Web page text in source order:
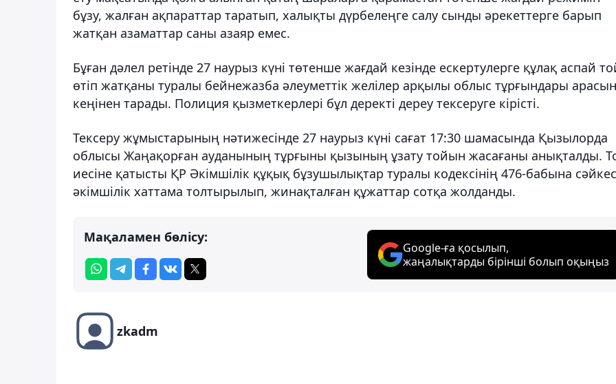
бұзу, жалған ақпараттар таратып, халықты дүрбелеңге салу сынды әрекеттерге барып
жатқан азаматтар саны азаяр емес.
Бұған дәлел ретінде 27 наурыз күні төтенше жағдай кезінде ескертулерге құлақ аспай
өтіп жатқаны туралы бейнежазба әлеуметтік желілер арқылы облыс тұрғындары
кеңінен тарады. Полиция қызметкерлері бұл деректі дереу тексеруге кірісті.
Тексеру жұмыстарының нәтижесінде 27 наурыз күні сағат 17:30 шамасында Қызылорда
облысы Жаңақорған ауданының тұрғыны қызының ұзату тойын жасағаны анықталды.
иесіне қатысты ҚР Әкімшілік құқық бұзушылықтар туралы кодексінің 476-бабына сәйкес
әкімшілік хаттама толтырылып, жинақталған құжаттар сотқа жолданды.
Мақаламен бөлісу:
Google-ға қосылып,
жаңалықтарды бірінші болып оқыңыз
zkadm